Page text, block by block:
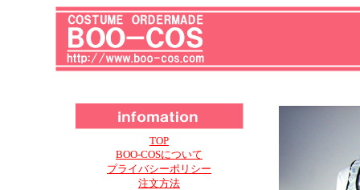
TOP
BOO-COSについて
プライバシーポリシー
注文方法